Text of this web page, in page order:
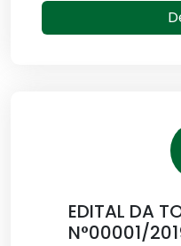
EDITAL DA
N°00001/